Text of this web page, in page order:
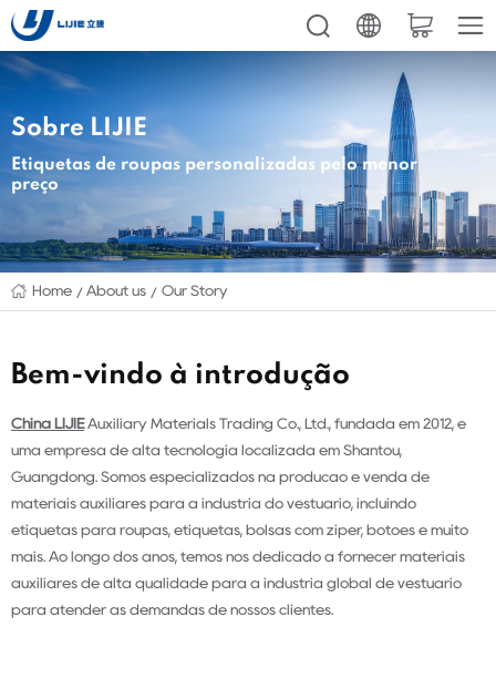
Sobre LIJIE
Etiquetas de roupas personalizadas pelo menor
preço
Home About us Our Story
Bem-vindo à introdução
China LIJIEAuxiliary Materials Trading Co., Ltd., fundada em 2012, é
uma empresa de alta tecnologia localizada em Shantou,
Guangdong. Somos especializados na produção e venda de
materiais auxiliares para a indústria do vestuário, incluindo
etiquetas para roupas, etiquetas, bolsas com zíper, botões e muito
mais. Ao longo dos anos, temos nos dedicado a fornecer materiais
auxiliares de alta qualidade para a indústria global de vestuário
para atender às demandas de nossos clientes.